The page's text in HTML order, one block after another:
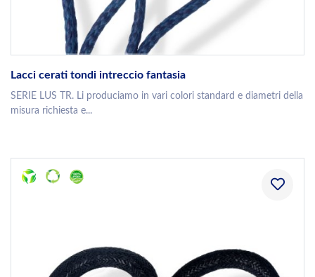
Lacci cerati tondi intreccio fantasia
SERIE LUS TR. Li produciamo in vari colori standard e diametri della
misura richiesta e...